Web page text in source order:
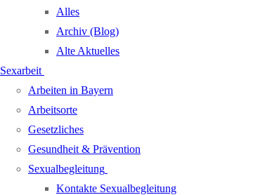
Alles
Archiv (Blog)
Alte Aktuelles
Sexarbeit
Arbeiten in Bayern
Arbeitsorte
Gesetzliches
Gesundheit & Prävention
Sexualbegleitung
Kontakte Sexualbegleitung